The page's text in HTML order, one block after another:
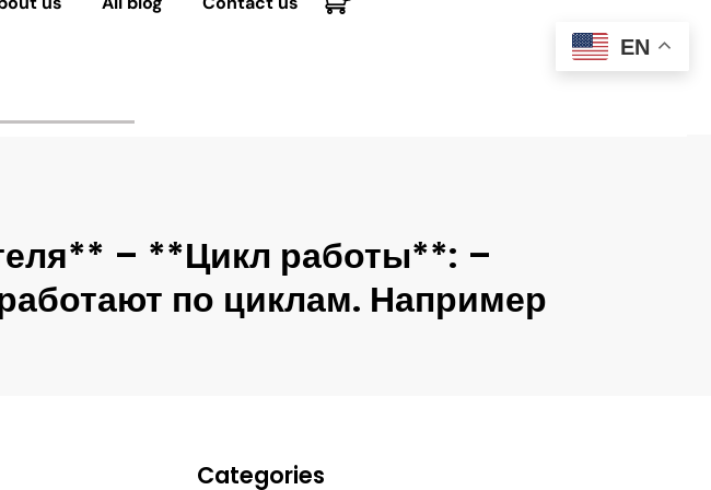
– **Цикл работы**: –
по циклам. Например
Categories
EN